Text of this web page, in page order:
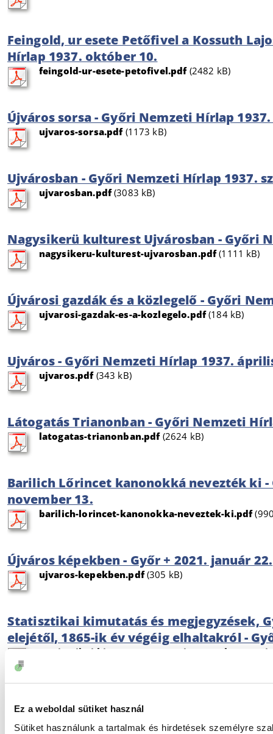
Ez a weboldal sütiket használ
Sütiket használunk a tartalmak és hirdetések személyre
Feingold, ur esete Petőfivel a Kossuth
Hírlap 1937. október 10.
feingold-ur-esete-petofivel.pdf(2482 kB)
Újváros sorsa - Győri Nemzeti Hírlap
ujvaros-sorsa.pdf(1173 kB)
Ujvárosban - Győri Nemzeti Hírlap 1937.
ujvarosban.pdf(3083 kB)
Nagysikerü kulturest Ujvárosban - Győri
nagysikeru-kulturest-ujvarosban.pdf(1111 kB)
Újvárosi gazdák és a közlegelő - Győri
ujvarosi-gazdak-es-a-kozlegelo.pdf(184 kB)
Ujváros - Győri Nemzeti Hírlap 1937.
ujvaros.pdf(343 kB)
Látogatás Trianonban - Győri Nemzeti
latogatas-trianonban.pdf(2624 kB)
Barilich Lőrincet kanonokká nevezték ki
november 13.
barilich-lorincet-kanonokka-neveztek-ki.pdf
Újváros képekben - Győr + 2021. január 22.
ujvaros-kepekben.pdf(305 kB)
Statisztikai kimutatás és megjegyzések,
elejétől, 1865-ik év végéig elhaltakról -
statisztikai-kimutatas-es-megjegyzesek-gyor-
Czigánylaposi pletykák - Győri Közlöny
cziganylaposi-pletykak.pdf(658 kB)